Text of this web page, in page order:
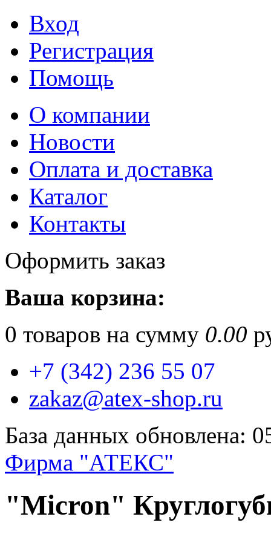
Вход
Регистрация
Помощь
О компании
Новости
Оплата и доставка
Каталог
Контакты
Оформить заказ
Ваша корзина:
0 товаров на сумму 0.00
+7 (342) 236 55 07
zakaz@atex-shop.ru
База данных обновлена:
Фирма "АТЕКС"
"Micron"